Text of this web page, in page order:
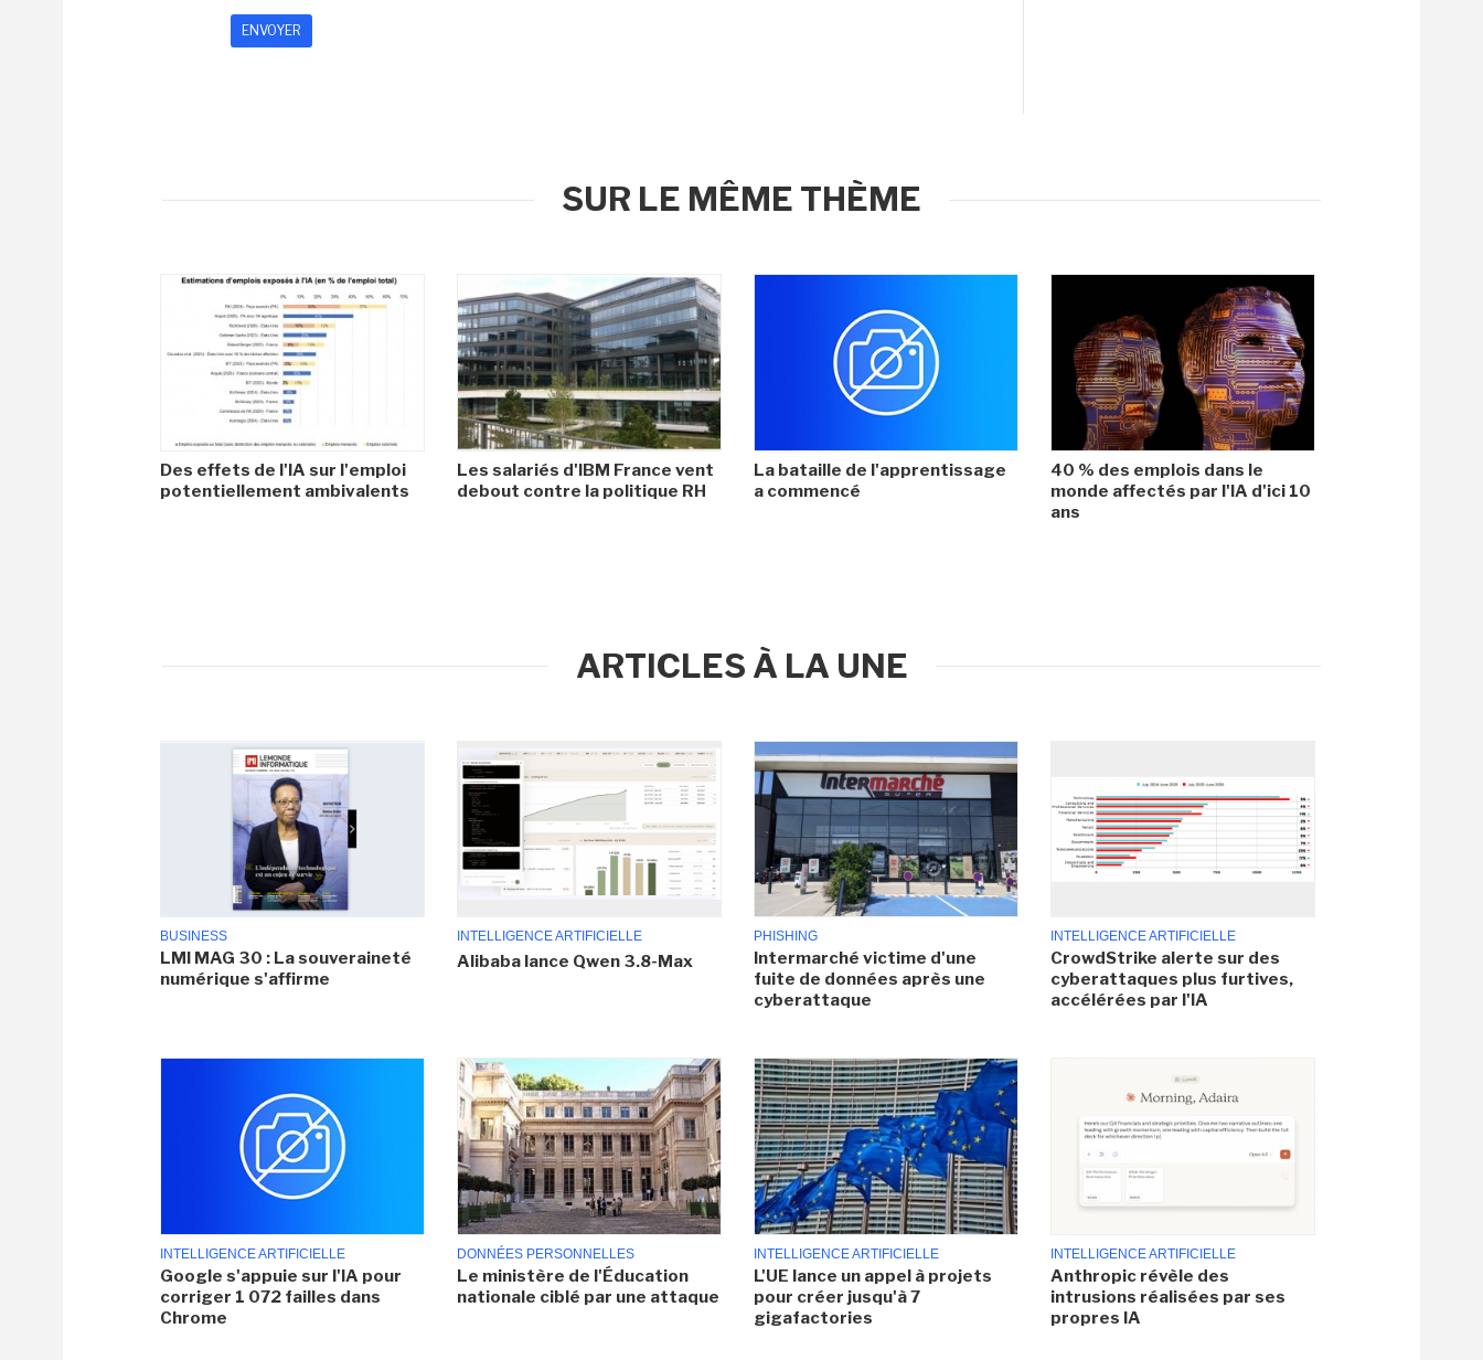
SUR LE MÊME THÈME
Des effets de l'IA sur l'emploi
potentiellement ambivalents
Les salariés d'IBM France vent
debout contre la politique RH
La bataille de l'apprentissage
a commencé
40 % des emplois dans le
monde affectés par l'IA d'ici 10
ans
ARTICLES À LA UNE
BUSINESS
LMI MAG 30 : La souveraineté
numérique s'affirme
INTELLIGENCE ARTIFICIELLE
Alibaba lance Qwen 3.8-Max
PHISHING
Intermarché victime d'une
fuite de données après une
cyberattaque
INTELLIGENCE ARTIFICIELLE
CrowdStrike alerte sur des
cyberattaques plus furtives,
accélérées par l'IA
INTELLIGENCE ARTIFICIELLE
Google s'appuie sur l'IA pour
corriger 1 072 failles dans
Chrome
DONNÉES PERSONNELLES
Le ministère de l'Éducation
nationale ciblé par une attaque
INTELLIGENCE ARTIFICIELLE
L'UE lance un appel à projets
pour créer jusqu'à 7
gigafactories
INTELLIGENCE ARTIFICIELLE
Anthropic révèle des
intrusions réalisées par ses
propres IA